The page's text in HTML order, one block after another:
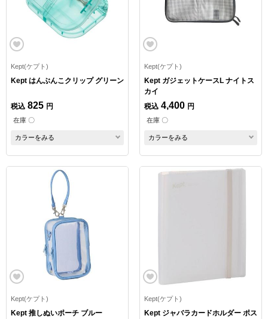
Kept(ケプト)
Kept はんぶんこクリップ グリーン
税込 825 円
在庫 〇
カラーをみる
Kept(ケプト)
Kept ガジェットケースL ナイトス
カイ
税込 4,400 円
在庫 〇
カラーをみる
Kept(ケプト)
Kept 推しぬいポーチ ブルー
Kept(ケプト)
Kept ジャバラカードホルダー ポス